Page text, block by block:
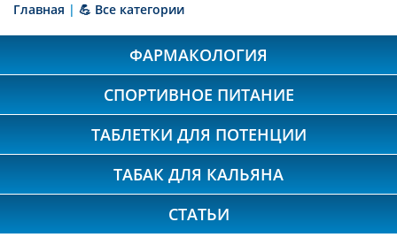
Главная | 💪 Все категории
ФАРМАКОЛОГИЯ
СПОРТИВНОЕ ПИТАНИЕ
ТАБЛЕТКИ ДЛЯ ПОТЕНЦИИ
ТАБАК ДЛЯ КАЛЬЯНА
СТАТЬИ